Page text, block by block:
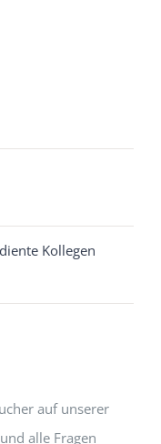
Kollegen
auf unserer
alle Fragen